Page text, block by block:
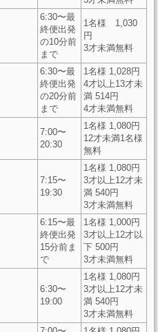
6:30〜最
終便出発
の10分前
まで
1名様 1,030
円
3才未満無料
6:30〜最
終便出発
の20分前
まで
1名様 1,028円
4才以上13才未
満 514円
4才未満無料
7:00〜
20:30
1名様 1,080円
12才未満1名様
無料
7:15〜
19:30
1名様 1,080円
3才以上12才未
満 540円
3才未満無料
6:15〜最
終便出発
15分前ま
で
1名様 1,000円
3才以上12才以
下 500円
3才未満無料
6:30〜
19:00
1名様 1,080円
3才以上12才未
満 540円
3才未満無料